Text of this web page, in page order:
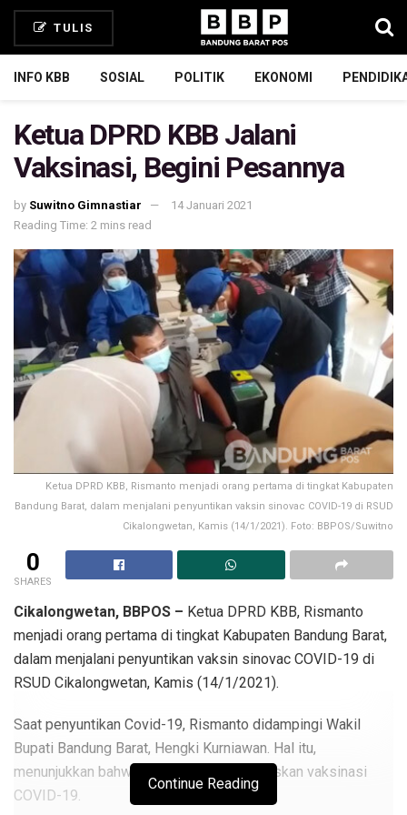
TULIS
INFO KBB SOSIAL POLITIK EKONOMI
Ketua DPRD KBB Jalani
Vaksinasi, Begini Pesannya
by Suwitno Gimnastiar
14 Januari 2021
Reading Time: 2 mins read
Ketua DPRD KBB, Rismanto menjadi orang pertama di tingkat Kabupaten
Bandung Barat, dalam menjalani penyuntikan vaksin sinovac COVID-19 di RSUD
Cikalongwetan, Kamis (14/1/2021). Foto: BBPOS/Suwitno
0
SHARES
Cikalongwetan, BBPOS – Ketua DPRD KBB, Rismanto
menjadi orang pertama di tingkat Kabupaten Bandung Barat,
dalam menjalani penyuntikan vaksin sinovac COVID-19 di
RSUD Cikalongwetan, Kamis (14/1/2021).
Saat penyuntikan Covid-19, Rismanto didampingi Wakil
Bupati Bandung Barat, Hengki Kurniawan. Hal itu,
menunjukkan bahwa KBB padu menyukseskan vaksinasi
COVID-19.
Continue Reading